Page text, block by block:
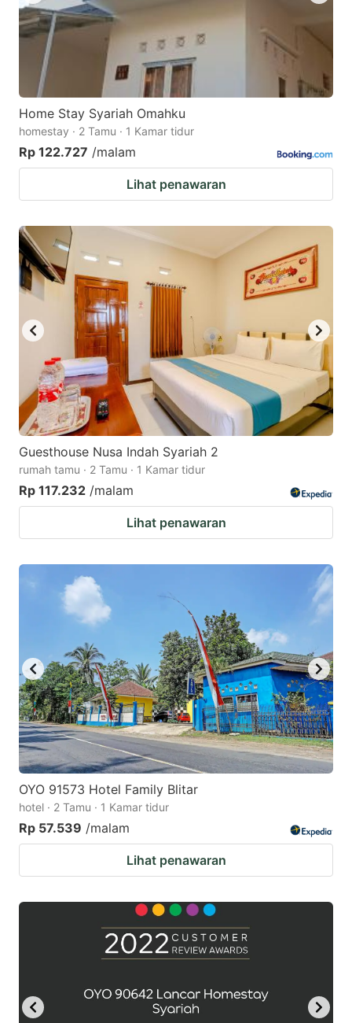
Home Stay Syariah Omahku
homestay · 2 Tamu · 1 Kamar tidur
Rp 122.727 /malam
Lihat penawaran
Guesthouse Nusa Indah Syariah 2
rumah tamu · 2 Tamu · 1 Kamar tidur
Rp 117.232 /malam
Lihat penawaran
OYO 91573 Hotel Family Blitar
hotel · 2 Tamu · 1 Kamar tidur
Rp 57.539 /malam
Lihat penawaran